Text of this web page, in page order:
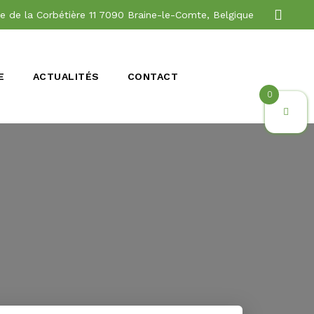
de la Corbétière 11 7090 Braine-le-Comte, Belgique
ACTUALITÉS CONTACT
0